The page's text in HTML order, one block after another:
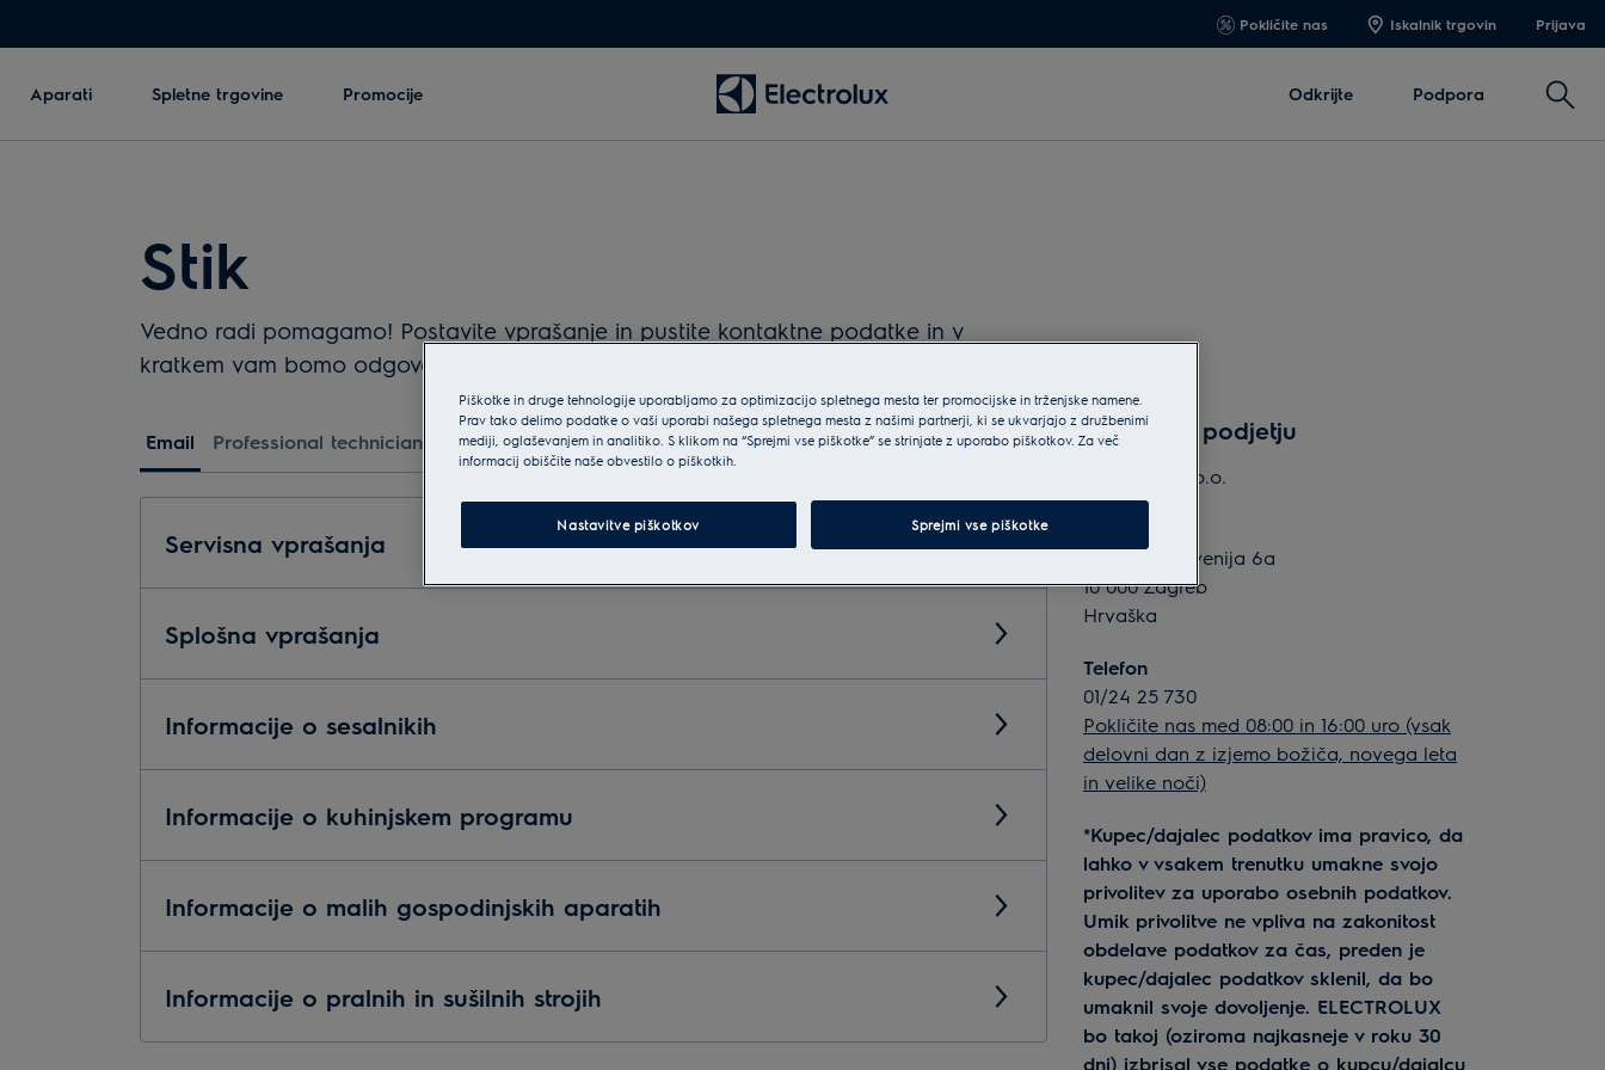
Pokličite nas Iskalnik trgovin Prijava
Aparati Spletne trgovine Promocije Odkrijte Podpora Išči
Stik
Vedno radi pomagamo! Postavite vprašanje in pustite kontaktne podatke in v
kratkem vam bomo odgovorili.
Email Professional technician
Servisna vprašanja
Splošna vprašanja
Informacije o sesalnikih
Informacije o kuhinjskem programu
Informacije o malih gospodinjskih aparatih
Informacije o pralnih in sušilnih strojih
Podatki o podjetju
Electrolux d.o.o.
Slavonska avenija 6a
10 000 Zagreb
Hrvaška
Telefon
01/24 25 730
Pokličite nas med 08:00 in 16:00 uro (vsak
delovni dan z izjemo božiča, novega leta
in velike noči)
*Kupec/dajalec podatkov ima pravico, da
lahko v vsakem trenutku umakne svojo
privolitev za uporabo osebnih podatkov.
Umik privolitve ne vpliva na zakonitost
obdelave podatkov za čas, preden je
kupec/dajalec podatkov sklenil, da bo
umaknil svoje dovoljenje. ELECTROLUX
bo takoj (oziroma najkasneje v roku 30
dni) izbrisal vse podatke o kupcu/dajalcu
Piškotke in druge tehnologije uporabljamo za optimizacijo spletnega mesta ter promocijske in trženjske namene.
Prav tako delimo podatke o vaši uporabi našega spletnega mesta z našimi partnerji, ki se ukvarjajo z družbenimi
mediji, oglaševanjem in analitiko. S klikom na “Sprejmi vse piškotke” se strinjate z uporabo piškotkov. Za več
informacij obiščite naše obvestilo o piškotkih.
Nastavitve piškotkov Sprejmi vse piškotke